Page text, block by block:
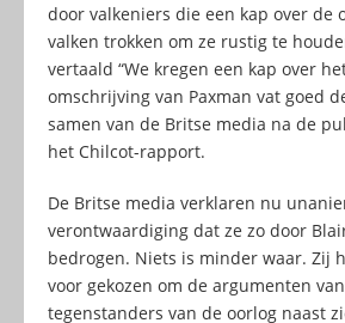
door valkeniers die een kap over de
valken trokken om ze rustig te
vertaald “We kregen een kap over
omschrijving van Paxman vat goed
samen van de Britse media na de
het Chilcot-rapport.
De Britse media verklaren nu
verontwaardiging dat ze zo door
bedrogen. Niets is minder waar. Zij
voor gekozen om de argumenten
tegenstanders van de oorlog naast